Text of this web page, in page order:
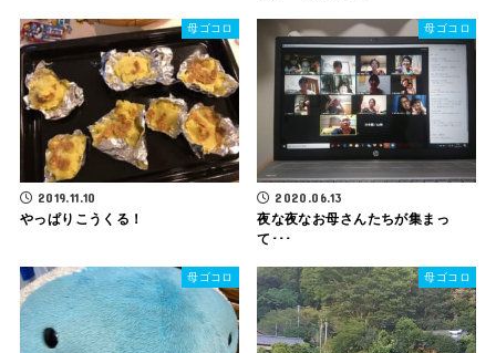
母ゴコロ
2019.11.10
やっぱりこうくる！
母ゴコロ
2020.06.13
夜な夜なお母さんたちが集まっ
て･･･
母ゴコロ 母ゴコロ